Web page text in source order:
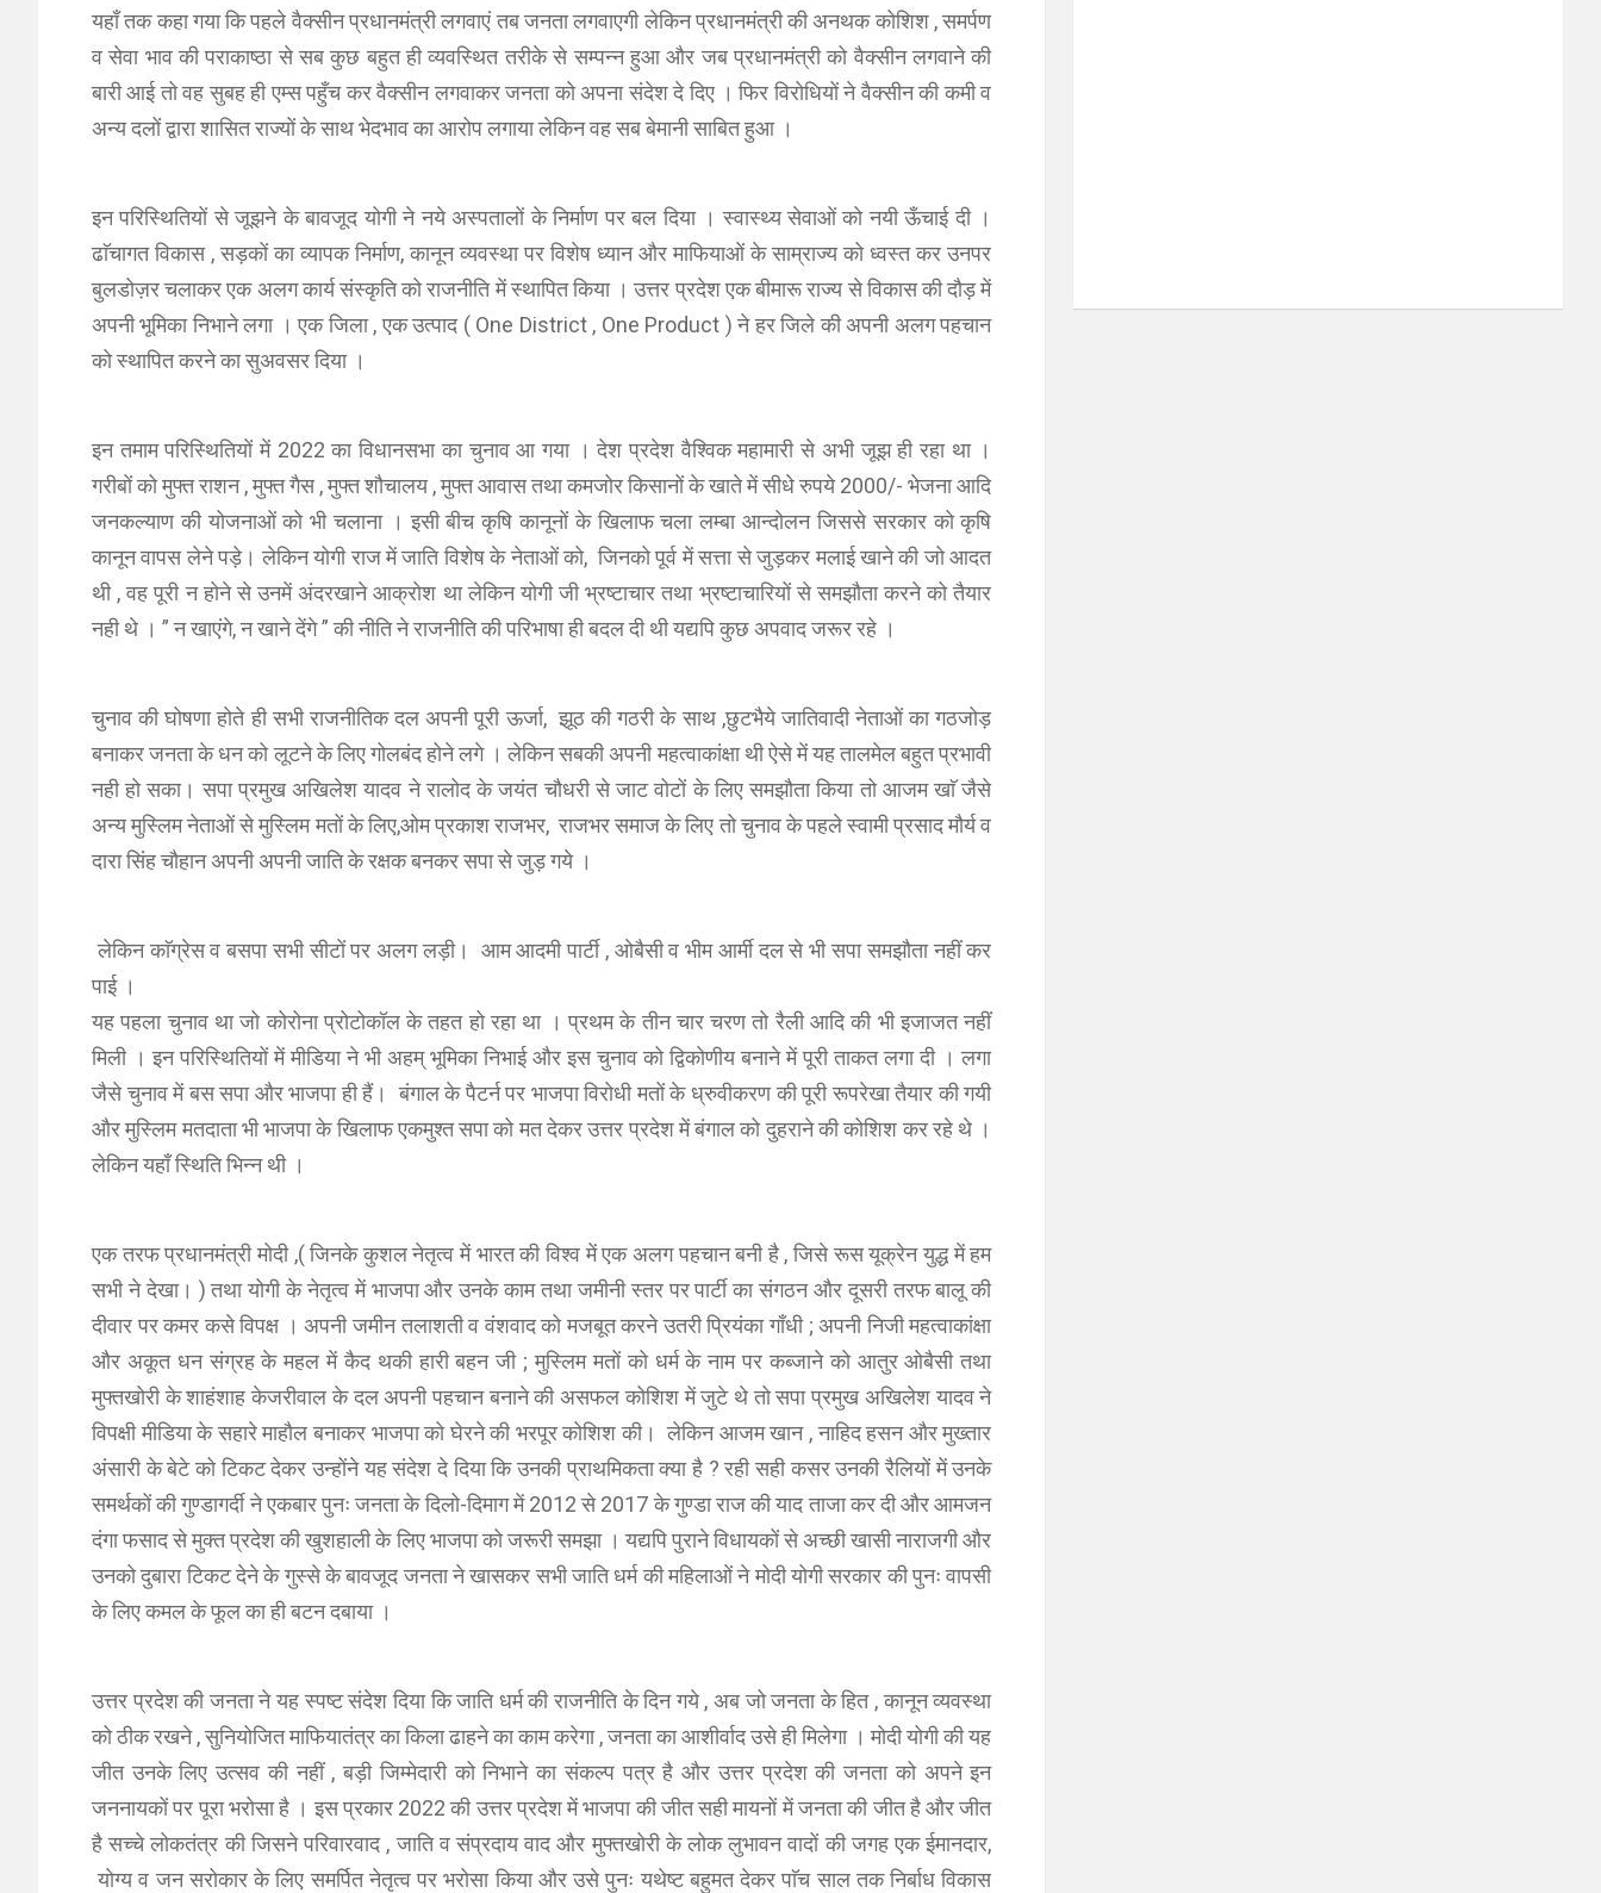
यहाँ तक कहा गया कि पहले वैक्सीन प्रधानमंत्री लगवाएं तब जनता लगवाएगी लेकिन प्रधानमंत्री की अनथक कोशिश , समर्पण
व सेवा भाव की पराकाष्ठा से सब कुछ बहुत ही व्यवस्थित तरीके से सम्पन्न हुआ और जब प्रधानमंत्री को वैक्सीन लगवाने की
बारी आई तो वह सुबह ही एम्स पहुँच कर वैक्सीन लगवाकर जनता को अपना संदेश दे दिए । फिर विरोधियों ने वैक्सीन की कमी व
अन्य दलों द्वारा शासित राज्यों के साथ भेदभाव का आरोप लगाया लेकिन वह सब बेमानी साबित हुआ ।
इन परिस्थितियों से जूझने के बावजूद योगी ने नये अस्पतालों के निर्माण पर बल दिया । स्वास्थ्य सेवाओं को नयी ऊँचाई दी ।
ढाॅचागत विकास , सड़कों का व्यापक निर्माण, कानून व्यवस्था पर विशेष ध्यान और माफियाओं के साम्राज्य को ध्वस्त कर उनपर
बुलडोज़र चलाकर एक अलग कार्य संस्कृति को राजनीति में स्थापित किया । उत्तर प्रदेश एक बीमारू राज्य से विकास की दौड़ में
अपनी भूमिका निभाने लगा । एक जिला , एक उत्पाद ( One District , One Product ) ने हर जिले की अपनी अलग पहचान
को स्थापित करने का सुअवसर दिया ।
इन तमाम परिस्थितियों में 2022 का विधानसभा का चुनाव आ गया । देश प्रदेश वैश्विक महामारी से अभी जूझ ही रहा था ।
गरीबों को मुफ्त राशन , मुफ्त गैस , मुफ्त शौचालय , मुफ्त आवास तथा कमजोर किसानों के खाते में सीधे रुपये 2000/- भेजना आदि
जनकल्याण की योजनाओं को भी चलाना । इसी बीच कृषि कानूनों के खिलाफ चला लम्बा आन्दोलन जिससे सरकार को कृषि
कानून वापस लेने पड़े। लेकिन योगी राज में जाति विशेष के नेताओं को, जिनको पूर्व में सत्ता से जुड़कर मलाई खाने की जो आदत
थी , वह पूरी न होने से उनमें अंदरखाने आक्रोश था लेकिन योगी जी भ्रष्टाचार तथा भ्रष्टाचारियों से समझौता करने को तैयार
नही थे । ” न खाएंगे, न खाने देंगे ” की नीति ने राजनीति की परिभाषा ही बदल दी थी यद्यपि कुछ अपवाद जरूर रहे ।
चुनाव की घोषणा होते ही सभी राजनीतिक दल अपनी पूरी ऊर्जा, झूठ की गठरी के साथ ,छुटभैये जातिवादी नेताओं का गठजोड़
बनाकर जनता के धन को लूटने के लिए गोलबंद होने लगे । लेकिन सबकी अपनी महत्वाकांक्षा थी ऐसे में यह तालमेल बहुत प्रभावी
नही हो सका। सपा प्रमुख अखिलेश यादव ने रालोद के जयंत चौधरी से जाट वोटों के लिए समझौता किया तो आजम खाॅ जैसे
अन्य मुस्लिम नेताओं से मुस्लिम मतों के लिए,ओम प्रकाश राजभर, राजभर समाज के लिए तो चुनाव के पहले स्वामी प्रसाद मौर्य व
दारा सिंह चौहान अपनी अपनी जाति के रक्षक बनकर सपा से जुड़ गये ।
लेकिन काॅग्रेस व बसपा सभी सीटों पर अलग लड़ी। आम आदमी पार्टी , ओबैसी व भीम आर्मी दल से भी सपा समझौता नहीं कर
पाई ।
यह पहला चुनाव था जो कोरोना प्रोटोकॉल के तहत हो रहा था । प्रथम के तीन चार चरण तो रैली आदि की भी इजाजत नहीं
मिली । इन परिस्थितियों में मीडिया ने भी अहम् भूमिका निभाई और इस चुनाव को द्विकोणीय बनाने में पूरी ताकत लगा दी । लगा
जैसे चुनाव में बस सपा और भाजपा ही हैं। बंगाल के पैटर्न पर भाजपा विरोधी मतों के ध्रुवीकरण की पूरी रूपरेखा तैयार की गयी
और मुस्लिम मतदाता भी भाजपा के खिलाफ एकमुश्त सपा को मत देकर उत्तर प्रदेश में बंगाल को दुहराने की कोशिश कर रहे थे ।
लेकिन यहाँ स्थिति भिन्न थी ।
एक तरफ प्रधानमंत्री मोदी ,( जिनके कुशल नेतृत्व में भारत की विश्व में एक अलग पहचान बनी है , जिसे रूस यूक्रेन युद्ध में हम
सभी ने देखा। ) तथा योगी के नेतृत्व में भाजपा और उनके काम तथा जमीनी स्तर पर पार्टी का संगठन और दूसरी तरफ बालू की
दीवार पर कमर कसे विपक्ष । अपनी जमीन तलाशती व वंशवाद को मजबूत करने उतरी प्रियंका गाँधी ; अपनी निजी महत्वाकांक्षा
और अकूत धन संग्रह के महल में कैद थकी हारी बहन जी ; मुस्लिम मतों को धर्म के नाम पर कब्जाने को आतुर ओबैसी तथा
मुफ्तखोरी के शाहंशाह केजरीवाल के दल अपनी पहचान बनाने की असफल कोशिश में जुटे थे तो सपा प्रमुख अखिलेश यादव ने
विपक्षी मीडिया के सहारे माहौल बनाकर भाजपा को घेरने की भरपूर कोशिश की। लेकिन आजम खान , नाहिद हसन और मुख्तार
अंसारी के बेटे को टिकट देकर उन्होंने यह संदेश दे दिया कि उनकी प्राथमिकता क्या है ? रही सही कसर उनकी रैलियों में उनके
समर्थकों की गुण्डागर्दी ने एकबार पुनः जनता के दिलो-दिमाग में 2012 से 2017 के गुण्डा राज की याद ताजा कर दी और आमजन
दंगा फसाद से मुक्त प्रदेश की खुशहाली के लिए भाजपा को जरूरी समझा । यद्यपि पुराने विधायकों से अच्छी खासी नाराजगी और
उनको दुबारा टिकट देने के गुस्से के बावजूद जनता ने खासकर सभी जाति धर्म की महिलाओं ने मोदी योगी सरकार की पुनः वापसी
के लिए कमल के फूल का ही बटन दबाया ।
उत्तर प्रदेश की जनता ने यह स्पष्ट संदेश दिया कि जाति धर्म की राजनीति के दिन गये , अब जो जनता के हित , कानून व्यवस्था
को ठीक रखने , सुनियोजित माफियातंत्र का किला ढाहने का काम करेगा , जनता का आशीर्वाद उसे ही मिलेगा । मोदी योगी की यह
जीत उनके लिए उत्सव की नहीं , बड़ी जिम्मेदारी को निभाने का संकल्प पत्र है और उत्तर प्रदेश की जनता को अपने इन
जननायकों पर पूरा भरोसा है । इस प्रकार 2022 की उत्तर प्रदेश में भाजपा की जीत सही मायनों में जनता की जीत है और जीत
है सच्चे लोकतंत्र की जिसने परिवारवाद , जाति व संप्रदाय वाद और मुफ्तखोरी के लोक लुभावन वादों की जगह एक ईमानदार,
योग्य व जन सरोकार के लिए समर्पित नेतृत्व पर भरोसा किया और उसे पुनः यथेष्ट बहुमत देकर पाॅच साल तक निर्बाध विकास